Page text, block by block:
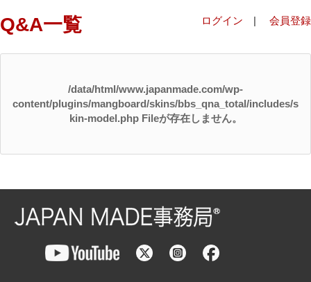
Q&A一覧 ログイン | 会員登録
/data/html/www.japanmade.com/wp-
content/plugins/mangboard/skins/bbs_qna_total/includes/s
kin-model.php Fileが存在しません。